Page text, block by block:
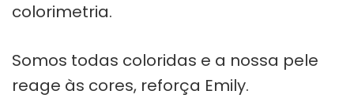
colorimetria.
Somos todas coloridas e a nossa pele
reage às cores, reforça Emily.